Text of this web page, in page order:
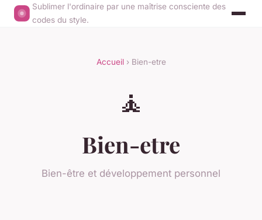
Sublimer l'ordinaire par une maîtrise consciente des
codes du style.
Accueil› Bien-etre
🧘
Bien-etre
Bien-être et développement personnel